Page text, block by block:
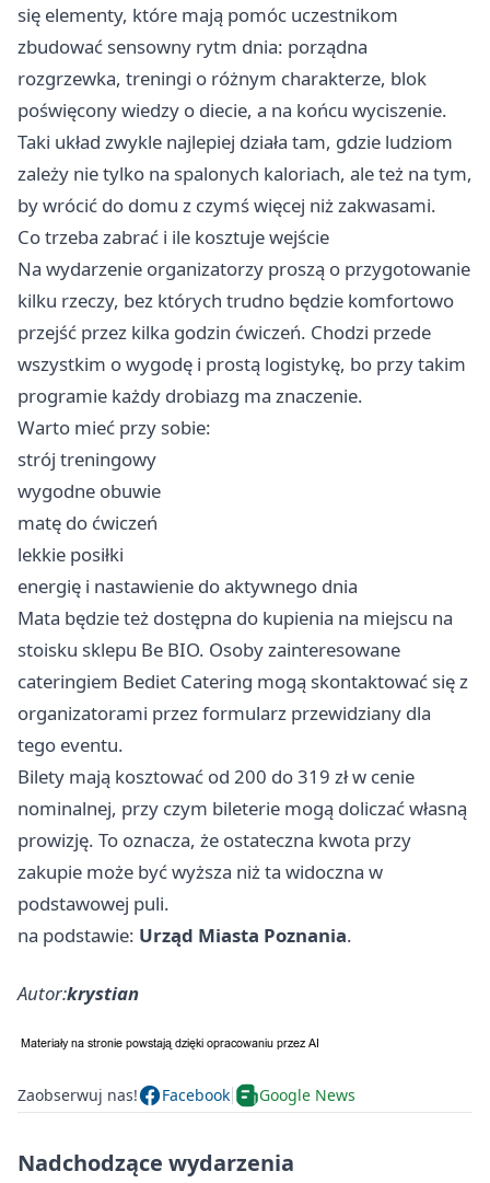
się elementy, które mają pomóc uczestnikom
zbudować sensowny rytm dnia: porządna
rozgrzewka, treningi o różnym charakterze, blok
poświęcony wiedzy o diecie, a na końcu wyciszenie.
Taki układ zwykle najlepiej działa tam, gdzie ludziom
zależy nie tylko na spalonych kaloriach, ale też na tym,
by wrócić do domu z czymś więcej niż zakwasami.
Co trzeba zabrać i ile kosztuje wejście
Na wydarzenie organizatorzy proszą o przygotowanie
kilku rzeczy, bez których trudno będzie komfortowo
przejść przez kilka godzin ćwiczeń. Chodzi przede
wszystkim o wygodę i prostą logistykę, bo przy takim
programie każdy drobiazg ma znaczenie.
Warto mieć przy sobie:
strój treningowy
wygodne obuwie
matę do ćwiczeń
lekkie posiłki
energię i nastawienie do aktywnego dnia
Mata będzie też dostępna do kupienia na miejscu na
stoisku sklepu Be BIO. Osoby zainteresowane
cateringiem Bediet Catering mogą skontaktować się z
organizatorami przez formularz przewidziany dla
tego eventu.
Bilety mają kosztować od 200 do 319 zł w cenie
nominalnej, przy czym bileterie mogą doliczać własną
prowizję. To oznacza, że ostateczna kwota przy
zakupie może być wyższa niż ta widoczna w
podstawowej puli.
na podstawie: Urząd Miasta Poznania.
Autor:krystian
Zaobserwuj nas! Facebook Google News
Nadchodzące wydarzenia